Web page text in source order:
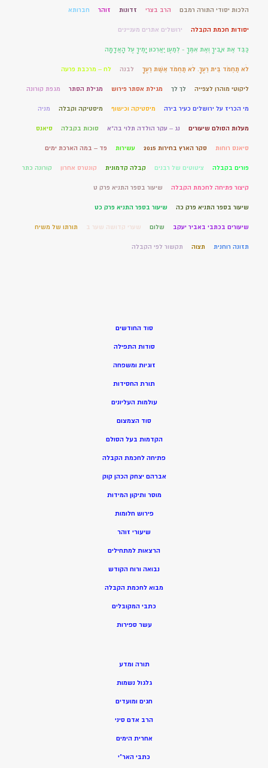
הלכות יסודי התורה רמבם הרב בצרי זדונות זוהר חברותא
יסודות חכמת הקבלה ירושלים אתרים מעניינים
כַּבֵּד אֶת אָבִיךָ וְאֶת אִמֶּךָ - לְמַעַן יַאֲרִכוּן יָמֶיךָ עַל הָאֲדָמָה
לֹא תַחְמֹד בֵּית רֵעֶךָ. לֹא תַחְמֹד אֵשֶׁת רֵעֶךָ לבנה לח – מרכבת פרעה
ליקוטי מוהרן לצפייה לך לך מגילת אסתר פירוש מגילת הסתר מגפת קורונה
מי הכריז על ירושלים כעיר בירה מיסטיקה וכישוף מיסטיקה וקבלה מניה
מעלות הסולם שיעורים נג – עקר הולדה תלוי בה"א סוכות בקבלה סיאנס
סיאנס רוחות סקר הארץ בחירות 2015 עשירות פד – במה הארכת ימים
פורים בקבלה ציטוטים של רבנים קבלה קדמונית קונטרס אחרון קורונה כתר
קיצור פתיחה לחכמת הקבלה שיעור בספר התניא פרק ט
שיעור בספר התניא פרק כה שיעור בספר התניא פרק כט
שיעורים בכתבי באביר יעקב שלום שערי קדושה שער ב תורתו של משיח
תזונה רוחנית תצוה תקשור לפי הקבלה
סוד החודשים
סודות התפילה
זוגיות ומשפחה
תורת החסידות
עולמות העליונים
סוד הצמצום
הקדמות בעל הסולם
פתיחה לחכמת הקבלה
אברהם יצחק הכהן קוק
מוסר ותיקון המידות
פירוש חלומות
שיעורי זוהר
הרצאות למתחילים
נבואה ורוח הקודש
מבוא לחכמת הקבלה
כתבי המקובלים
עשר ספירות
תורה ומדע
גלגול נשמות
חגים ומועדים
הרב אדם סיני
אחרית הימים
כתבי האר”י